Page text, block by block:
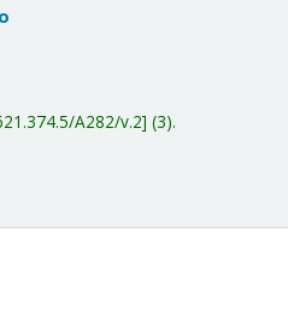
A282/v.2 (3).